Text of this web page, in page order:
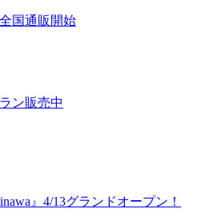
国通販開始
ン販売中
』4/13グランドオープン！